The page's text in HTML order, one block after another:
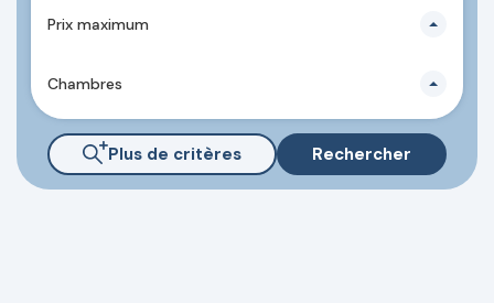
Prix maximum
Chambres
Plus de critères Rechercher